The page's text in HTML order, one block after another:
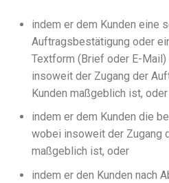
indem er dem Kunden eine
Auftragsbestätigung oder
Textform (Brief oder E-
insoweit der Zugang der
Kunden maßgeblich ist, oder
indem er dem Kunden die
wobei insoweit der Zugang
maßgeblich ist, oder
indem er den Kunden nach